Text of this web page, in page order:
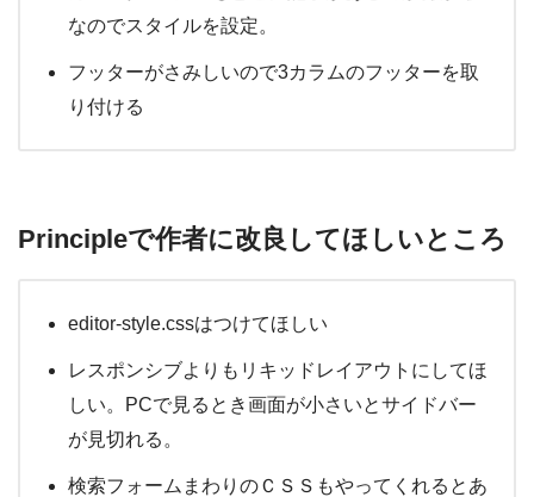
なのでスタイルを設定。
フッターがさみしいので3カラムのフッターを取
り付ける
Principleで作者に改良してほしいところ
editor-style.cssはつけてほしい
レスポンシブよりもリキッドレイアウトにしてほ
しい。PCで見るとき画面が小さいとサイドバー
が見切れる。
検索フォームまわりのＣＳＳもやってくれるとあ